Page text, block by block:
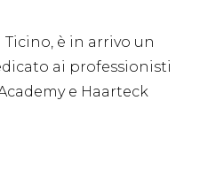
è in arrivo un
ai professionisti
e Haarteck